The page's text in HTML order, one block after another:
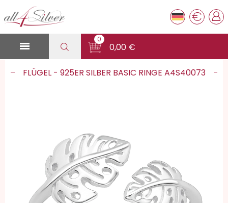
€

0
0,00 €
FLÜGEL - 925ER SILBER BASIC RINGE A4S40073